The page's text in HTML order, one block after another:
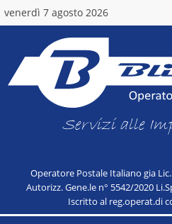
venerdì 7 agosto 2026
Servizi alle
Operatore Postale Italiano gia
Autorizz. Gene.le n° 5542/2020
Iscritto al reg.operat.di